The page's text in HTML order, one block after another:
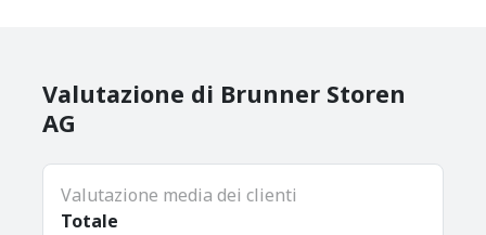
Valutazione di Brunner Storen
AG
Valutazione media dei clienti
Totale